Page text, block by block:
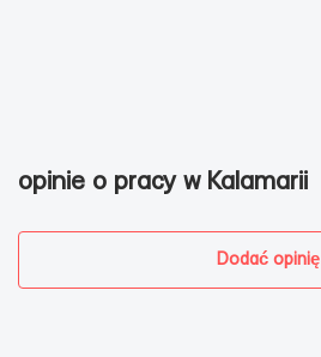
opinie o pracy w Kalamarii
Dodać opinię